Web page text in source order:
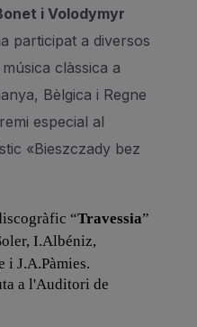
i Volodymyr
participat a diversos
clàssica a
Bèlgica i Regne
especial al
«Bieszczady bez
“Travessia”
I.Albéniz,
i J.A.Pàmies.
a l'Auditori de